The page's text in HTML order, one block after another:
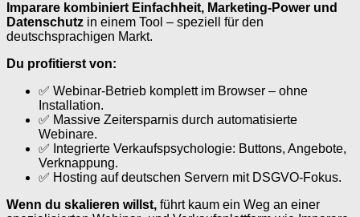
Imparare kombiniert Einfachheit, Marketing-Power und
Datenschutz in einem Tool – speziell für den
deutschsprachigen Markt.
Du profitierst von:
✅ Webinar-Betrieb komplett im Browser – ohne
Installation.
✅ Massive Zeitersparnis durch automatisierte
Webinare.
✅ Integrierte Verkaufspsychologie: Buttons, Angebote,
Verknappung.
✅ Hosting auf deutschen Servern mit DSGVO-Fokus.
Wenn du skalieren willst, führt kaum ein Weg an einer